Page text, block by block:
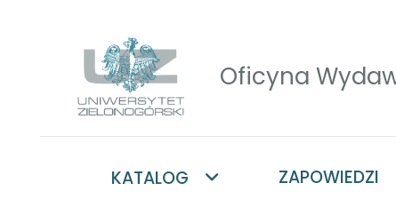
Przejdź
do
nawigacji
Przejdź
do
treści
KATALOG ZAPOWIEDZI